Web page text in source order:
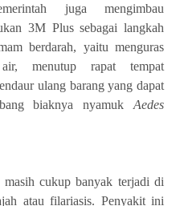
juga mengimbau
3M Plus sebagai langkah
berdarah, yaitu menguras
air, menutup rapat tempat
ulang barang yang dapat
biaknya nyamuk Aedes
cukup banyak terjadi di
atau filariasis. Penyakit ini